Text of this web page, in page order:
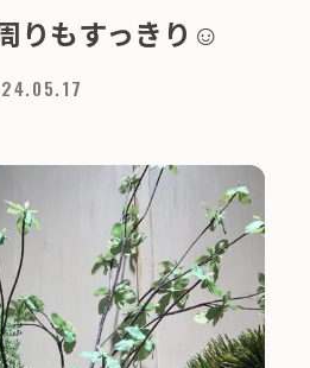
りもすっきり☺